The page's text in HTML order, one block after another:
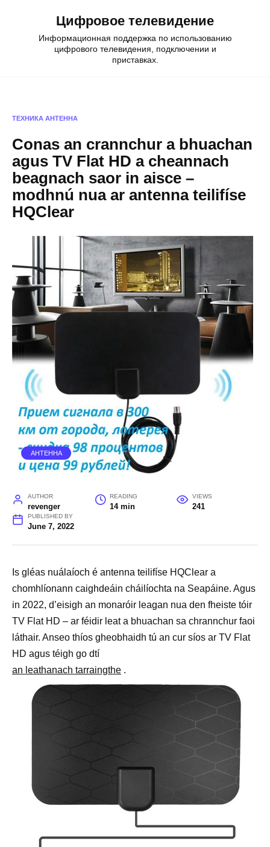
Цифровое телевидение
Информационная поддержка по использованию
цифрового телевидения, подключении и
приставках.
ТЕХНИКА АНТЕННА
Conas an crannchur a bhuachan
agus TV Flat HD a cheannach
beagnach saor in aisce –
modhnú nua ar antenna teilifíse
HQClear
АНТЕННА
AUTHOR
revenger
READING
14 min
VIEWS
241
PUBLISHED BY
June 7, 2022
Is gléas nuálaíoch é antenna teilifíse HQClear a
chomhlíonann caighdeáin cháilíochta na Seapáine. Agus
in 2022, d’eisigh an monaróir leagan nua den fheiste tóir
TV Flat HD – ar féidir leat a bhuachan sa chrannchur faoi
láthair. Anseo thíos gheobhaidh tú an cur síos ar TV Flat
HD agus téigh go dtí
an leathanach tarraingthe .